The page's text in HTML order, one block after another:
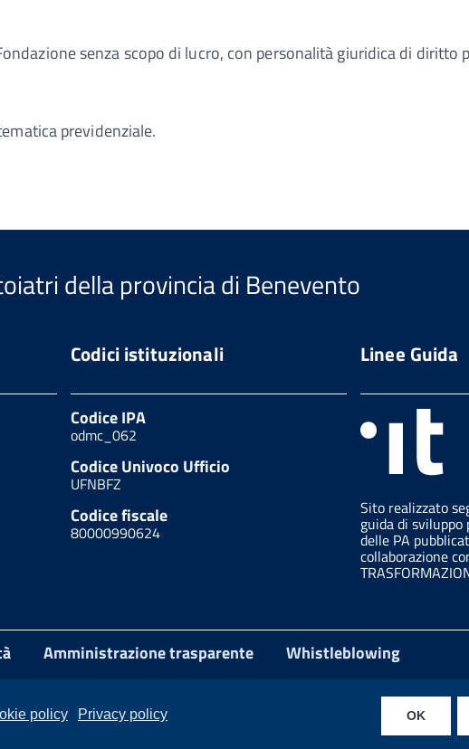
policy Privacy policy OK
senza scopo di lucro, con personalità giuridica di diritto
previdenziale.
della provincia di Benevento
Codici istituzionali
Codice IPA
odmc_062
Codice Univoco Ufficio
UFNBFZ
Codice fiscale
80000990624
Linee Guida
Sito realizzato
guida di
delle PA
collaborazione
Amministrazione trasparente Whistleblowing